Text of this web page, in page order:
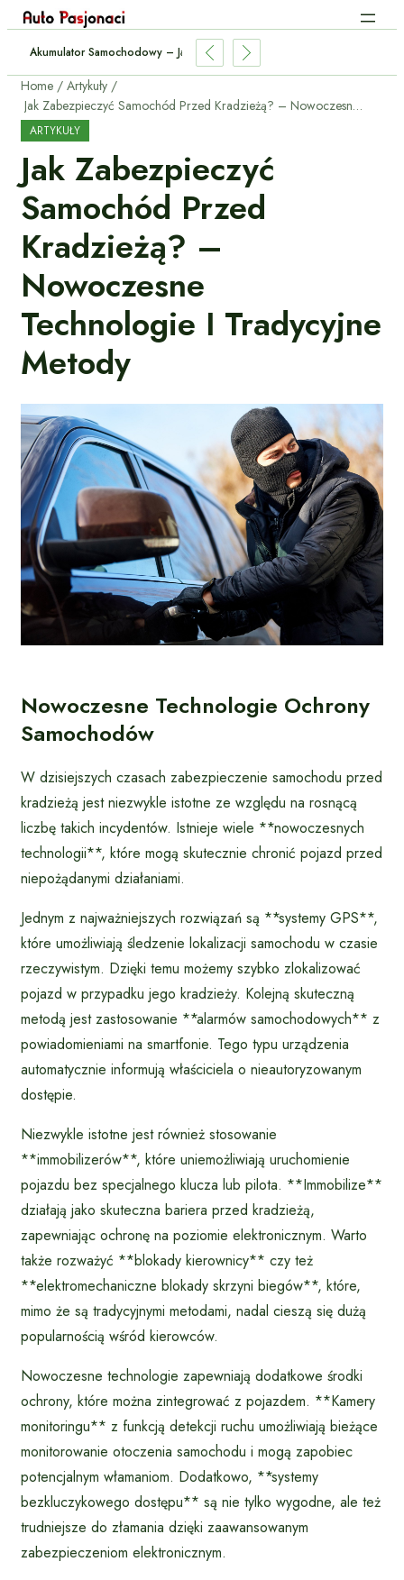
Przyczepę? – Przepisy I Praktyczne Porady
Home
Artykuły
Jak Zabezpieczyć Samochód Przed Kradzieżą? – Nowoczesne Technologie i Tradycyjne Metody
ARTYKUŁY
Jak Zabezpieczyć
Samochód Przed
Kradzieżą? –
Nowoczesne
Technologie I Tradycyjne
Metody
Nowoczesne Technologie Ochrony
Samochodów
W dzisiejszych czasach zabezpieczenie samochodu przed
kradzieżą jest niezwykle istotne ze względu na rosnącą
liczbę takich incydentów. Istnieje wiele **nowoczesnych
technologii**, które mogą skutecznie chronić pojazd przed
niepożądanymi działaniami.
Jednym z najważniejszych rozwiązań są **systemy GPS**,
które umożliwiają śledzenie lokalizacji samochodu w czasie
rzeczywistym. Dzięki temu możemy szybko zlokalizować
pojazd w przypadku jego kradzieży. Kolejną skuteczną
metodą jest zastosowanie **alarmów samochodowych** z
powiadomieniami na smartfonie. Tego typu urządzenia
automatycznie informują właściciela o nieautoryzowanym
dostępie.
Niezwykle istotne jest również stosowanie
**immobilizerów**, które uniemożliwiają uruchomienie
pojazdu bez specjalnego klucza lub pilota. **Immobilize**
działają jako skuteczna bariera przed kradzieżą,
zapewniając ochronę na poziomie elektronicznym. Warto
także rozważyć **blokady kierownicy** czy też
**elektromechaniczne blokady skrzyni biegów**, które,
mimo że są tradycyjnymi metodami, nadal cieszą się dużą
popularnością wśród kierowców.
Nowoczesne technologie zapewniają dodatkowe środki
ochrony, które można zintegrować z pojazdem. **Kamery
monitoringu** z funkcją detekcji ruchu umożliwiają bieżące
monitorowanie otoczenia samochodu i mogą zapobiec
potencjalnym włamaniom. Dodatkowo, **systemy
bezkluczykowego dostępu** są nie tylko wygodne, ale też
trudniejsze do złamania dzięki zaawansowanym
zabezpieczeniom elektronicznym.